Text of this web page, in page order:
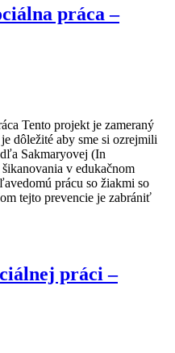
práca –
Tento projekt je zameraný
dôležité aby sme si ozrejmili
Sakmaryovej (In
v edukačnom
prácu so žiakmi so
tejto prevencie je zabrániť
práci –